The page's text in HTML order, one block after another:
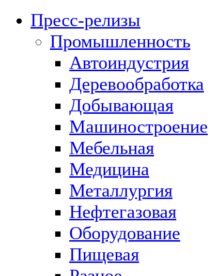
Пресс-релизы
Промышленность
Автоиндустрия
Деревообработка
Добывающая
Машиностроение
Мебельная
Медицина
Металлургия
Нефтегазовая
Оборудование
Пищевая